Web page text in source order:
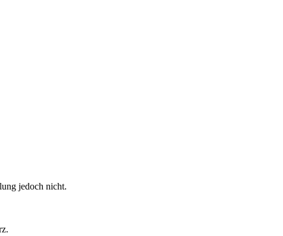
jedoch nicht.